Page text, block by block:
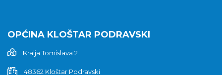
OPĆINA KLOŠTAR PODRAVSKI
Kralja Tomislava 2
48362 Kloštar Podravski